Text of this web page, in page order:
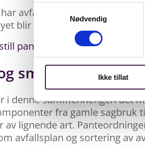
Nødvendig
Ikke tillat
avfall i form av verktøy
blir en ressurs i
pantebur direkte hos våre
smått av verktøy
i denne sammenhengen det
fra gamle sagbruk
av lignende art.
avfallsplan og sortering av